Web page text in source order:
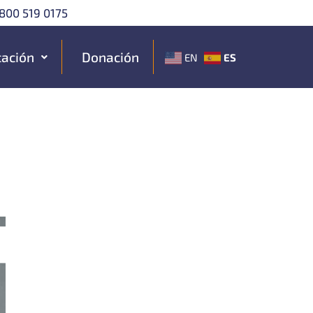
519 0175
Donación EN ES